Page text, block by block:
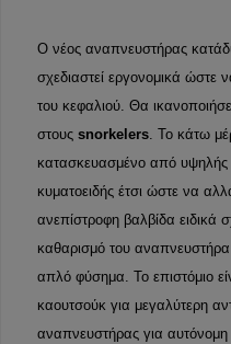
Ο νέος αναπνευστήρας
σχεδιαστεί εργονομικά ώστε
του κεφαλιού. Θα
στους snorkelers. Το κάτω
κατασκευασμένο από υψηλής
κυματοειδής έτσι ώστε να
ανεπίστροφη βαλβίδα ειδικά
καθαρισμό του
απλό φύσημα. Το επιστόμιο
καουτσούκ για μεγαλύτερη
αναπνευστήρας για